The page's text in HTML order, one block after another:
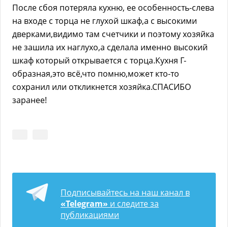
После сбоя потеряла кухню, ее особенность-слева
на входе с торца не глухой шкаф,а с высокими
дверками,видимо там счетчики и поэтому хозяйка
не зашила их наглухо,а сделала именно высокий
шкаф который открывается с торца.Кухня Г-
образная,это всё,что помню,может кто-то
сохранил или откликнется хозяйка.СПАСИБО
заранее!
Подписывайтесь на наш канал в
«Telegram» и следите за
публикациями